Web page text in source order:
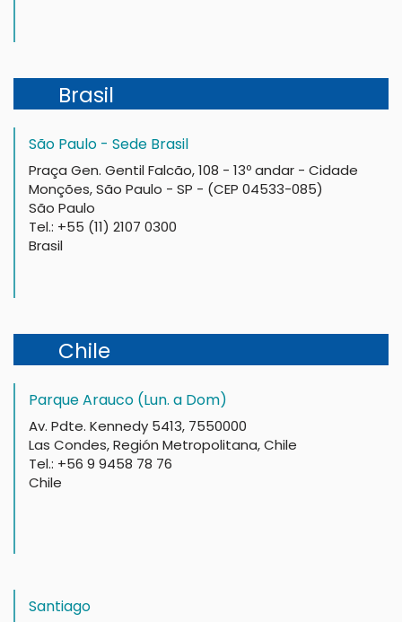
Brasil
São Paulo - Sede Brasil
Praça Gen. Gentil Falcão, 108 - 13º andar - Cidade
Monções, São Paulo - SP - (CEP 04533-085)
São Paulo
Tel.: +55 (11) 2107 0300
Brasil
Chile
Parque Arauco (Lun. a Dom)
Av. Pdte. Kennedy 5413, 7550000
Las Condes, Región Metropolitana, Chile
Tel.: +56 9 9458 78 76
Chile
Santiago